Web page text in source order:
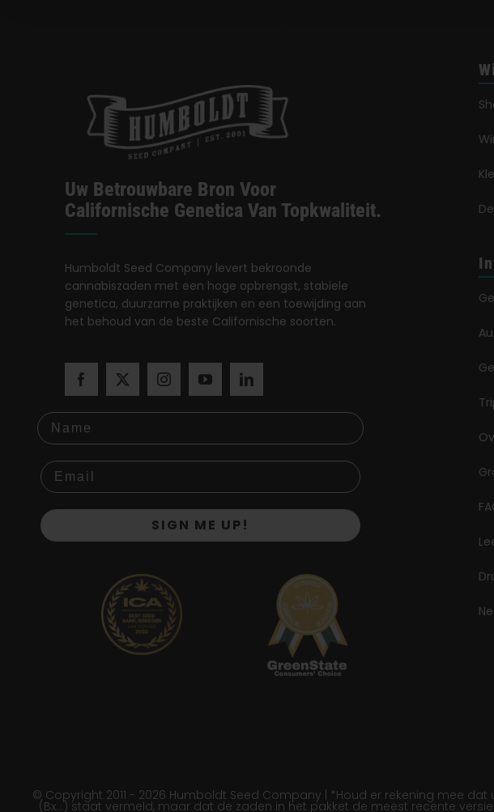
Uw Betrouwbare Bron Voor
Californische Genetica Van Topkwaliteit.
Humboldt Seed Company levert bekroonde
cannabiszaden met een hoge opbrengst, stabiele
genetica, duurzame praktijken en een toewijding aan
het behoud van de beste Californische soorten.
Name
SIGN ME UP!
© Copyright 2011 - 2026 Humboldt Seed Company | *Houd er rekening mee
(Bx…) staat vermeld, maar dat de zaden in het pakket de meest recente